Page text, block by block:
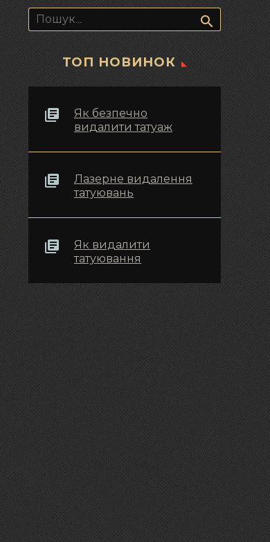
Пошук:
ТОП НОВИНОК
Як безпечно
видалити татуаж
Лазерне видалення
татуювань
Як видалити
татуювання